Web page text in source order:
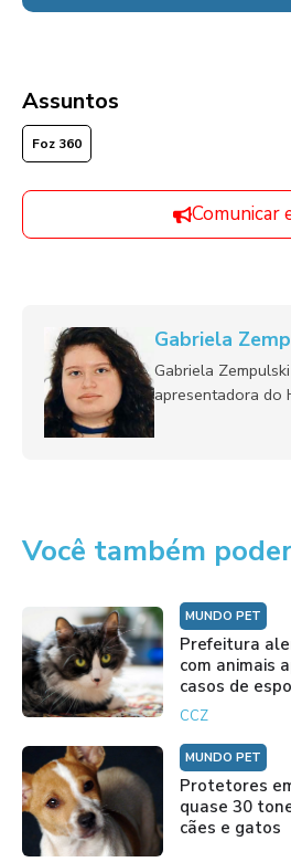
Assuntos
Foz 360
Comunicar
Gabriela
Gabriela
apresentadora do
Você também
MUNDO PET
Prefeitura
com animais
casos de
CCZ
MUNDO PET
Protetores
quase 30
cães e gatos